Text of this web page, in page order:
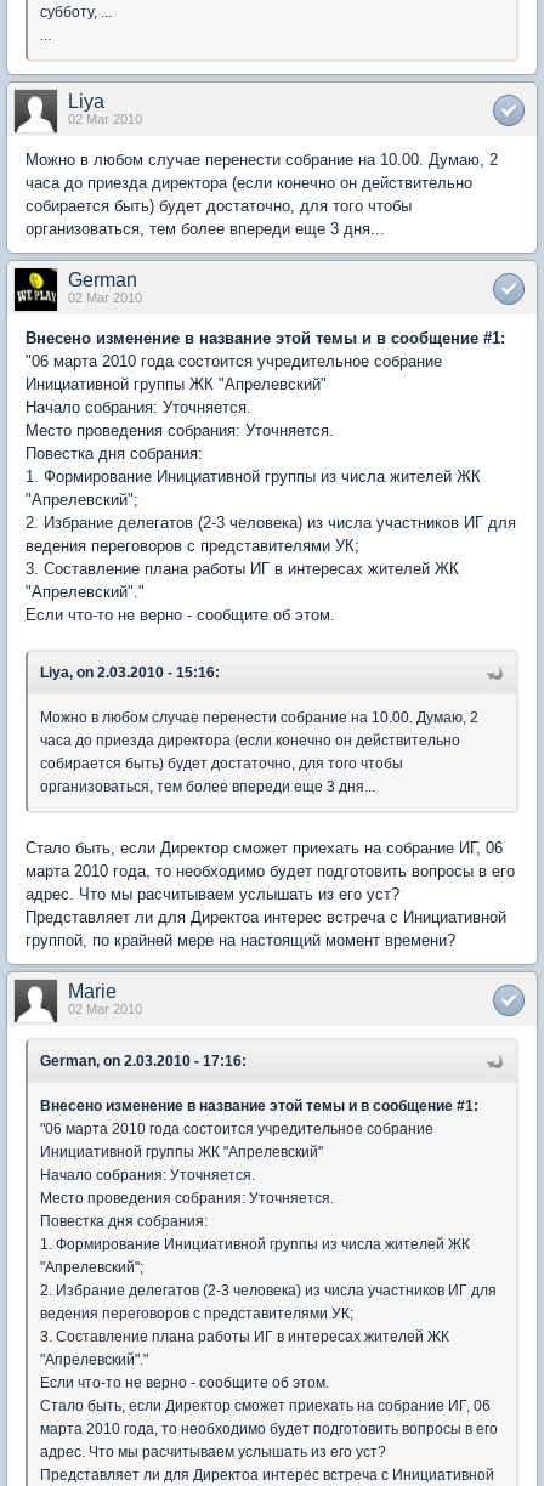
субботу, ...
...
Liya
02 Mar 2010
Можно в любом случае перенести собрание на 10.00. Думаю, 2
часа до приезда директора (если конечно он действительно
собирается быть) будет достаточно, для того чтобы
организоваться, тем более впереди еще 3 дня...
German
02 Mar 2010
Внесено изменение в название этой темы и в сообщение #1:
"06 марта 2010 года состоится учредительное собрание
Инициативной группы ЖК "Апрелевский"
Начало собрания: Уточняется.
Место проведения собрания: Уточняется.
Повестка дня собрания:
1. Формирование Инициативной группы из числа жителей ЖК
"Апрелевский";
2. Избрание делегатов (2-3 человека) из числа участников ИГ для
ведения переговоров с представителями УК;
3. Составление плана работы ИГ в интересах жителей ЖК
"Апрелевский"."
Если что-то не верно - сообщите об этом.
Liya, on 2.03.2010 - 15:16:
Можно в любом случае перенести собрание на 10.00. Думаю, 2
часа до приезда директора (если конечно он действительно
собирается быть) будет достаточно, для того чтобы
организоваться, тем более впереди еще 3 дня...
Стало быть, если Директор сможет приехать на собрание ИГ, 06
марта 2010 года, то необходимо будет подготовить вопросы в его
адрес. Что мы расчитываем услышать из его уст?
Представляет ли для Директоа интерес встреча с Инициативной
группой, по крайней мере на настоящий момент времени?
Marie
02 Mar 2010
German, on 2.03.2010 - 17:16:
Внесено изменение в название этой темы и в сообщение #1:
"06 марта 2010 года состоится учредительное собрание
Инициативной группы ЖК "Апрелевский"
Начало собрания: Уточняется.
Место проведения собрания: Уточняется.
Повестка дня собрания:
1. Формирование Инициативной группы из числа жителей ЖК
"Апрелевский";
2. Избрание делегатов (2-3 человека) из числа участников ИГ для
ведения переговоров с представителями УК;
3. Составление плана работы ИГ в интересах жителей ЖК
"Апрелевский"."
Если что-то не верно - сообщите об этом.
Стало быть, если Директор сможет приехать на собрание ИГ, 06
марта 2010 года, то необходимо будет подготовить вопросы в его
адрес. Что мы расчитываем услышать из его уст?
Представляет ли для Директоа интерес встреча с Инициативной